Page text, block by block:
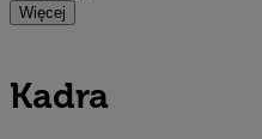
Więcej
Kadra